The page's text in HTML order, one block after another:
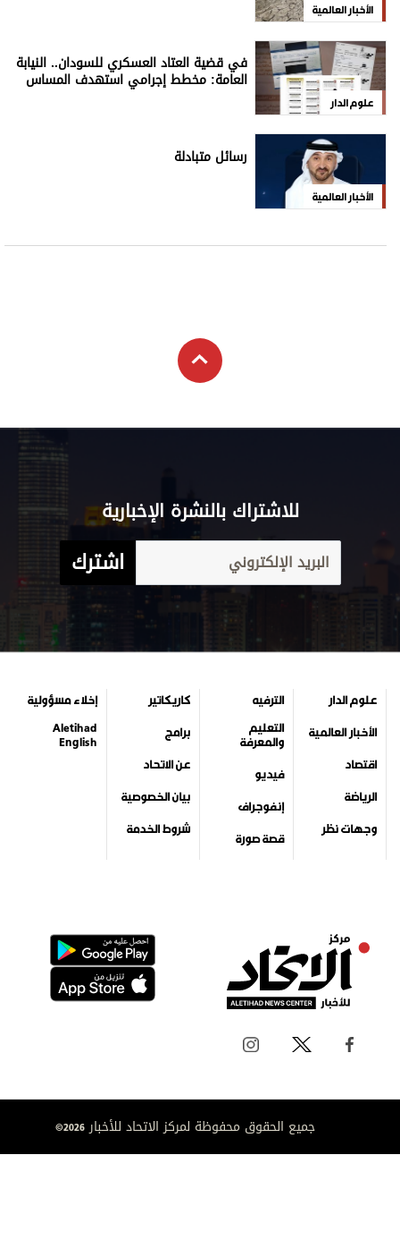
الأخبار العالمية
علوم الدار
في قضية العتاد العسكري للسودان.. النيابة
العامة: مخطط إجرامي استهدف المساس
الأخبار العالمية
رسائل متبادلة
للاشتراك بالنشرة الإخبارية
اشترك
علوم الدار
الأخبار العالمية
اقتصاد
الرياضة
وجهات نظر
الترفيه
التعليم
والمعرفة
فيديو
إنفوجراف
قصة صورة
كاريكاتير
برامج
عن الاتحاد
بيان الخصوصية
شروط الخدمة
إخلاء مسؤولية
Aletihad
English
جميع الحقوق محفوظة لمركز الاتحاد للأخبار 2026©